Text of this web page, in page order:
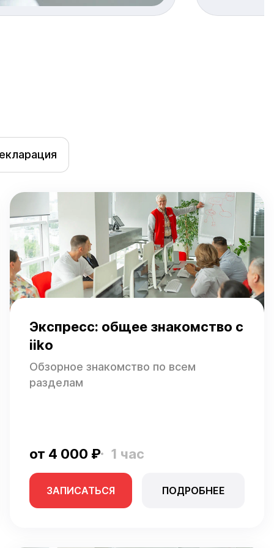
Экспресс: общее знакомство с
iiko
Обзорное знакомство по всем
разделам
от 4 000 ₽ 1 час
ЗАПИСАТЬСЯ ПОДРОБНЕЕ